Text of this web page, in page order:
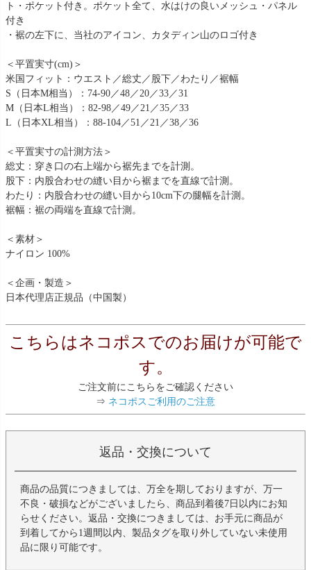
ト・ポケット付き。ポケット全て、水はけの良いメッシュ・パネル
付き
・裾の左下に、当社のアイコン、カタディン山のロゴ付き
＜平置実寸(cm)＞
米国フィット：ウエスト／総丈／股下／わたり／裾幅
S（日本M相当）：74-90／48／20／33／31
M（日本L相当）：82-98／49／21／35／33
L（日本XL相当）：88-104／51／21／38／36
＜平置実寸の計測方法＞
総丈：穿き口の右上端から裾先までを計測。
股下：内股合わせの縫い目から裾までを直線で計測。
わたり：内股合わせの縫い目から10cm下の腿幅を計測。
裾幅：裾の両端を直線で計測。
＜素材＞
ナイロン 100%
＜企画・製造＞
日本代理店正規品（中国製）
こちらはネコポスでのお届けが可能で
す。
ご注文前にこちらをご確認ください
⇒ ネコポスご利用のご注意
返品・交換について
商品の品質につきましては、万全を期しておりますが、万一
不良・破損などがございましたら、商品到着後7日以内にお知
らせください。返品・交換につきましては、お手元に商品が
到着してから1週間以内、製品タグを取り外していない未使用
品に限り可能です。